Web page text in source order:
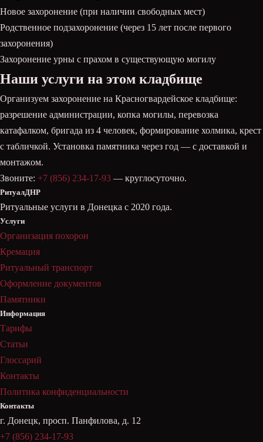
Новое захоронение (при наличии свободных мест)
Родственное подзахоронение (через 15 лет после первого
захоронения)
Захоронение урны с прахом в существующую могилу
Наши услуги на этом кладбище
Организуем захоронение на Красногвардейское кладбище:
разрешение администрации, копка могилы, перевозка
катафалком, бригада из 4 человек, формирование холмика, крест
с табличкой. Установка памятника через год — с доставкой и
монтажом.
Звоните: +7 (856) 234-17-93 — круглосуточно.
РитуалДНР
Ритуальные услуги в Донецка с 2020 года.
Услуги
Организация похорон
Кремация
Ритуальный транспорт
Оформление документов
Памятники
Информация
Тарифы
Статьи
Глоссарий
Контакты
Политика конфиденциальности
Контакты
г. Донецк, просп. Панфилова, д. 12
+7 (856) 234-17-93